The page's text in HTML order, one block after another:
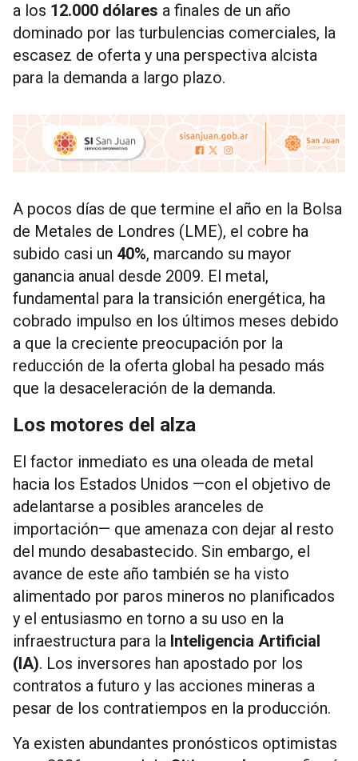
a los 12.000 dólares a finales de un año
dominado por las turbulencias comerciales, la
escasez de oferta y una perspectiva alcista
para la demanda a largo plazo.
A pocos días de que termine el año en la Bolsa
de Metales de Londres (LME), el cobre ha
subido casi un 40%, marcando su mayor
ganancia anual desde 2009. El metal,
fundamental para la transición energética, ha
cobrado impulso en los últimos meses debido
a que la creciente preocupación por la
reducción de la oferta global ha pesado más
que la desaceleración de la demanda.
Los motores del alza
El factor inmediato es una oleada de metal
hacia los Estados Unidos —con el objetivo de
adelantarse a posibles aranceles de
importación— que amenaza con dejar al resto
del mundo desabastecido. Sin embargo, el
avance de este año también se ha visto
alimentado por paros mineros no planificados
y el entusiasmo en torno a su uso en la
infraestructura para la Inteligencia Artificial
(IA). Los inversores han apostado por los
contratos a futuro y las acciones mineras a
pesar de los contratiempos en la producción.
Ya existen abundantes pronósticos optimistas